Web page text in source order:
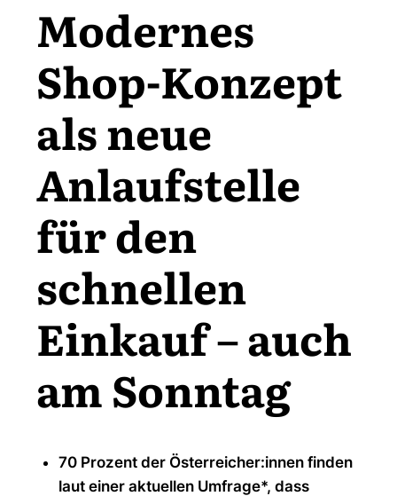
Modernes
Shop-Konzept
als neue
Anlaufstelle
für den
schnellen
Einkauf – auch
am Sonntag
70 Prozent der Österreicher:innen finden
laut einer aktuellen Umfrage*, dass